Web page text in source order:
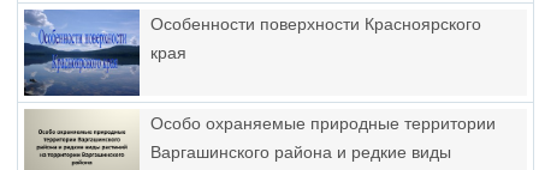
Особенности поверхности Красноярского
края
Особо охраняемые природные территории
Варгашинского района и редкие виды